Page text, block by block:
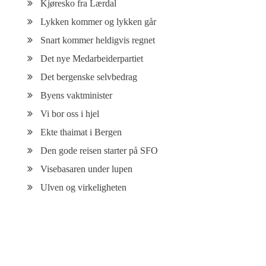
Kjøresko fra Lærdal
Lykken kommer og lykken går
Snart kommer heldigvis regnet
Det nye Medarbeiderpartiet
Det bergenske selvbedrag
Byens vaktminister
Vi bor oss i hjel
Ekte thaimat i Bergen
Den gode reisen starter på SFO
Visebasaren under lupen
Ulven og virkeligheten